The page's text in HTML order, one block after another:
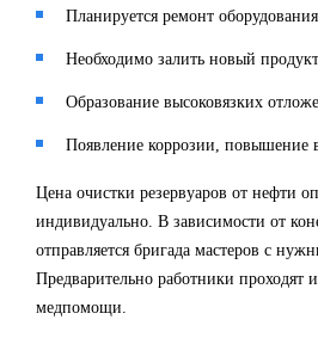
Планируется ремонт
Необходимо залить новый
Образование высоковязких
Появление коррозии, повышение
Цена очистки резервуаров от нефти
индивидуально. В зависимости от
отправляется бригада мастеров с
Предварительно работники проходят
медпомощи.